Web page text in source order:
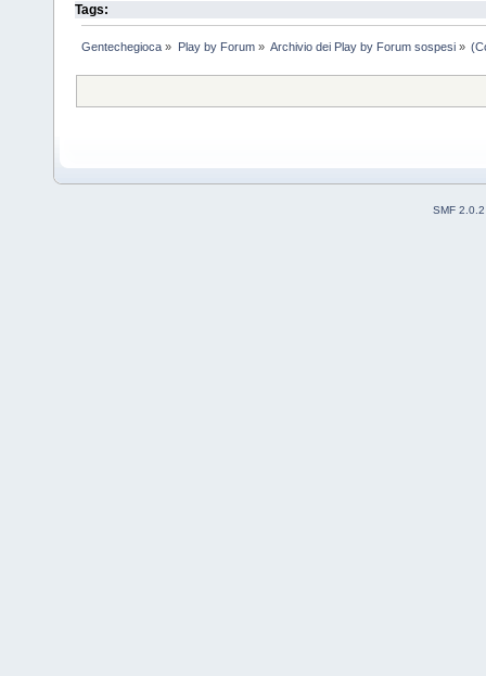
Tags:
Gentechegioca » Play by Forum» Archivio dei Play by Forum sospesi»
SMF 2.0.2